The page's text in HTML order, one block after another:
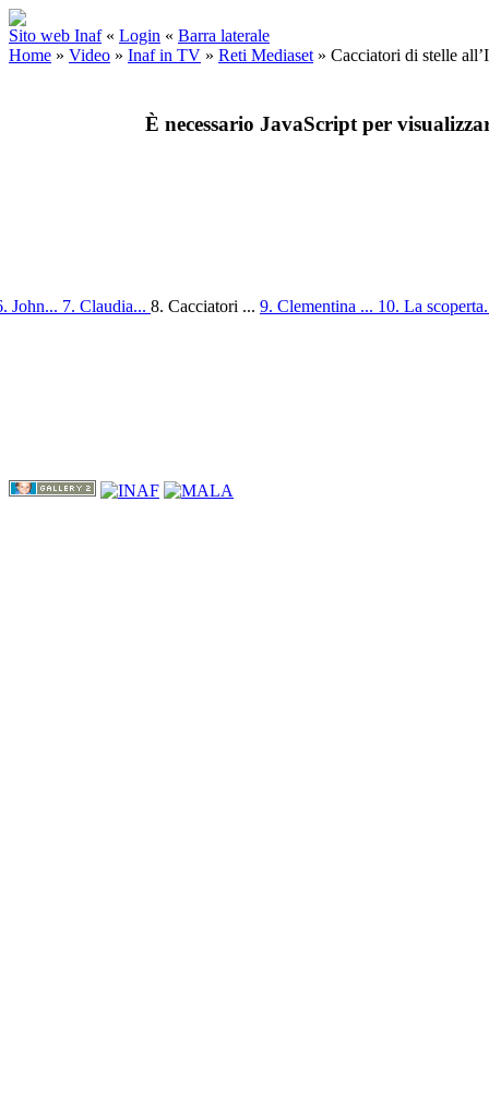
Sito web Inaf « Login « Barra laterale
Home » Video » Inaf in TV » Reti Mediaset » Cacciatori di stelle
È necessario JavaScript per
John... 7. Claudia... 8. Cacciatori ... 9. Clementina ... 10. La